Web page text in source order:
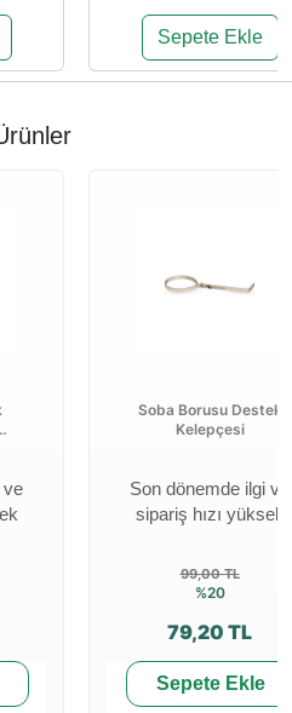
Sepete Ekle
ve
Soba Borusu Destek
Kelepçesi
Son dönemde ilgi ve
sipariş hızı yüksek
99,00 TL
%20
79,20 TL
Sepete Ekle